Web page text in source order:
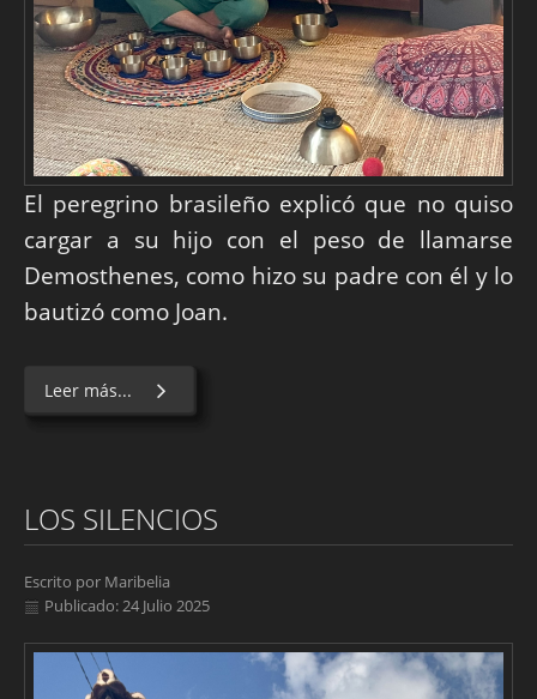
El peregrino brasileño explicó que no quiso
cargar a su hijo con el peso de llamarse
Demosthenes, como hizo su padre con él y lo
bautizó como Joan.
Leer más...
LOS SILENCIOS
Escrito por Maribelia
Publicado: 24 Julio 2025